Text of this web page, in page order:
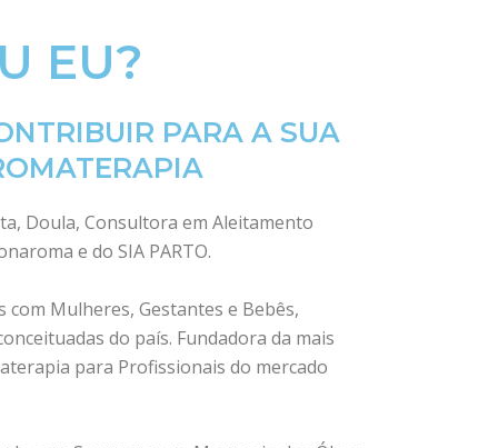
EU?
PARA A SUA
Doula, Consultora em Aleitamento
e do SIA PARTO.
com Mulheres, Gestantes e Bebês,
do país. Fundadora da mais
para Profissionais do mercado